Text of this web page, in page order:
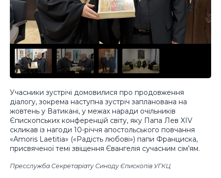
Учасники зустрічі домовилися про продовження
діалогу, зокрема наступна зустріч запланована на
жовтень у Ватикані, у межах наради очільників
Єпископських конференцій світу, яку Папа Лев XIV
скликав із нагоди 10-річчя апостольського повчання
«Amoris Laetitia» («Радість любові») папи Франциска,
присвяченої темі звіщення Євангелія сучасним сім’ям.
Пресслужба Секретаріату Синоду Єпископів УГКЦ